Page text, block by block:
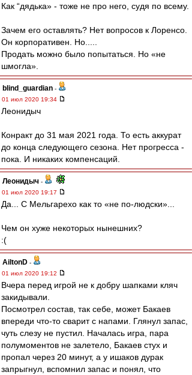
Как “дядька» - тоже не про него, судя по всему.
Зачем его оставлять? Нет вопросов к Лоренсо.
Он корпоративен. Но.....
Продать можно было попытаться. Но «не
шмогла».
blind_guardian -
01 июл 2020 19:34
Леонидыч
Конракт до 31 мая 2021 года. То есть аккурат
до конца следующего сезона. Нет прогресса -
пока. И никаких компенсаций.
Леонидыч -
01 июл 2020 19:17
Да... С Мельгарехо как то «не по-людски»...
Чем он хуже некоторых нынешних?
:(
AiltonD -
01 июл 2020 19:12
Вчера перед игрой не к добру шапками кляч
закидывали.
Посмотрел состав, так себе, может Бакаев
впереди что-то сварит с напами. Глянул запас,
чуть слезу не пустил. Началась игра, пара
полумоментов не залетело, Бакаев стух и
пропал через 20 минут, а у ишаков дурак
запрыгнул, вспомнил запас и понял, что